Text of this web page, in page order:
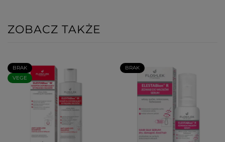
ZOBACZ TAKŻE
BRAK
VEGE
BRAK